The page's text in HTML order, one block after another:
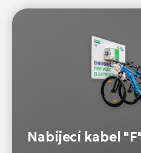
Nabíjecí kabel